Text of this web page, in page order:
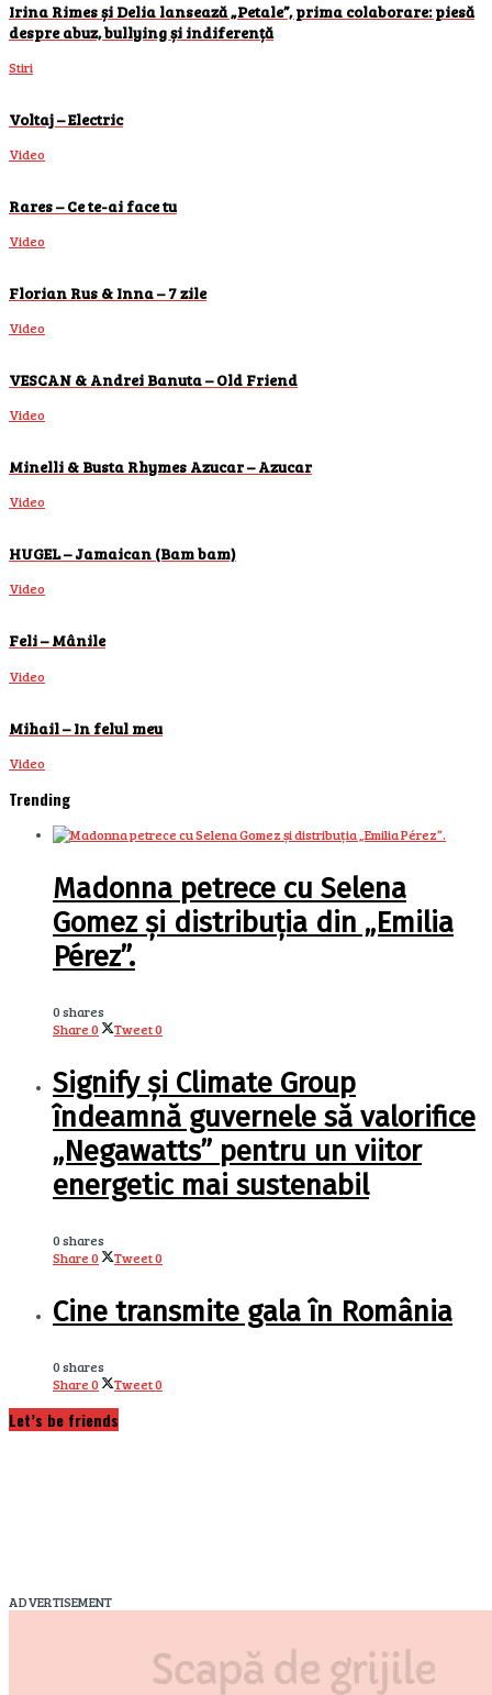
Irina Rimes și Delia lansează „Petale”, prima colaborare: piesă
despre abuz, bullying și indiferență
Stiri
Voltaj – Electric
Video
Rares – Ce te-ai face tu
Video
Florian Rus & Inna – 7 zile
Video
VESCAN & Andrei Banuta – Old Friend
Video
Minelli & Busta Rhymes Azucar – Azucar
Video
HUGEL – Jamaican (Bam bam)
Video
Feli – Mânile
Video
Mihail – In felul meu
Video
Trending
Madonna petrece cu Selena
Gomez și distribuția din „Emilia
Pérez”.
0 shares
Share0 Tweet0
Signify și Climate Group
îndeamnă guvernele să valorifice
„Negawatts” pentru un viitor
energetic mai sustenabil
0 shares
Share0 Tweet0
Cine transmite gala în România
0 shares
Share0 Tweet0
Let’s be friends
ADVERTISEMENT